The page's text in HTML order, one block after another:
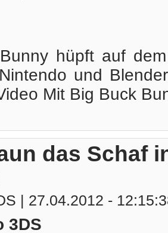
hüpft auf
und
Mit Big Buck
das Schaf
| 27.04.2012 -